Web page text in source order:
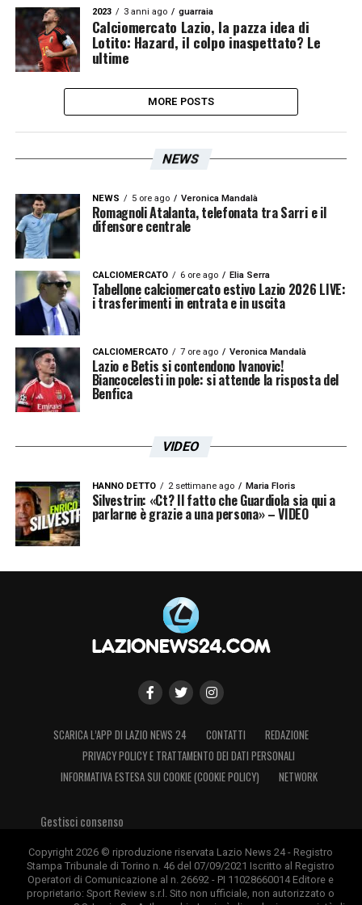
2023 3 anni ago guarraia
Calciomercato Lazio, la pazza idea di
Lotito: Hazard, il colpo inaspettato? Le
ultime
MORE POSTS
NEWS
NEWS 5 ore ago Veronica Mandalà
Romagnoli Atalanta, telefonata tra Sarri e il
difensore centrale
CALCIOMERCATO 6 ore ago Elia Serra
Tabellone calciomercato estivo Lazio 2026 LIVE:
i trasferimenti in entrata e in uscita
CALCIOMERCATO 7 ore ago Veronica Mandalà
Lazio e Betis si contendono Ivanovic!
Biancocelesti in pole: si attende la risposta del
Benfica
VIDEO
HANNO DETTO 2 settimane ago Maria Floris
Silvestrin: «Ct? Il fatto che Guardiola sia qui a
parlarne è grazie a una persona» – VIDEO
SCARICA L’APP DI LAZIO NEWS 24 CONTATTI
REDAZIONE
PRIVACY POLICY E TRATTAMENTO DEI DATI PERSONALI
INFORMATIVA ESTESA SUI COOKIE (COOKIE POLICY)
NETWORK
Gestisci consenso
Copyright 2026 © riproduzione riservata Lazio News 24 - Registro
Stampa Tribunale di Torino n. 46 del 07/09/2021 Iscritto al Registro
Operatori di Comunicazione al n. 26692 - PI 11028660014 Editore e
proprietario: Sport Review s.r.l. Sito non ufficiale, non autorizzato o